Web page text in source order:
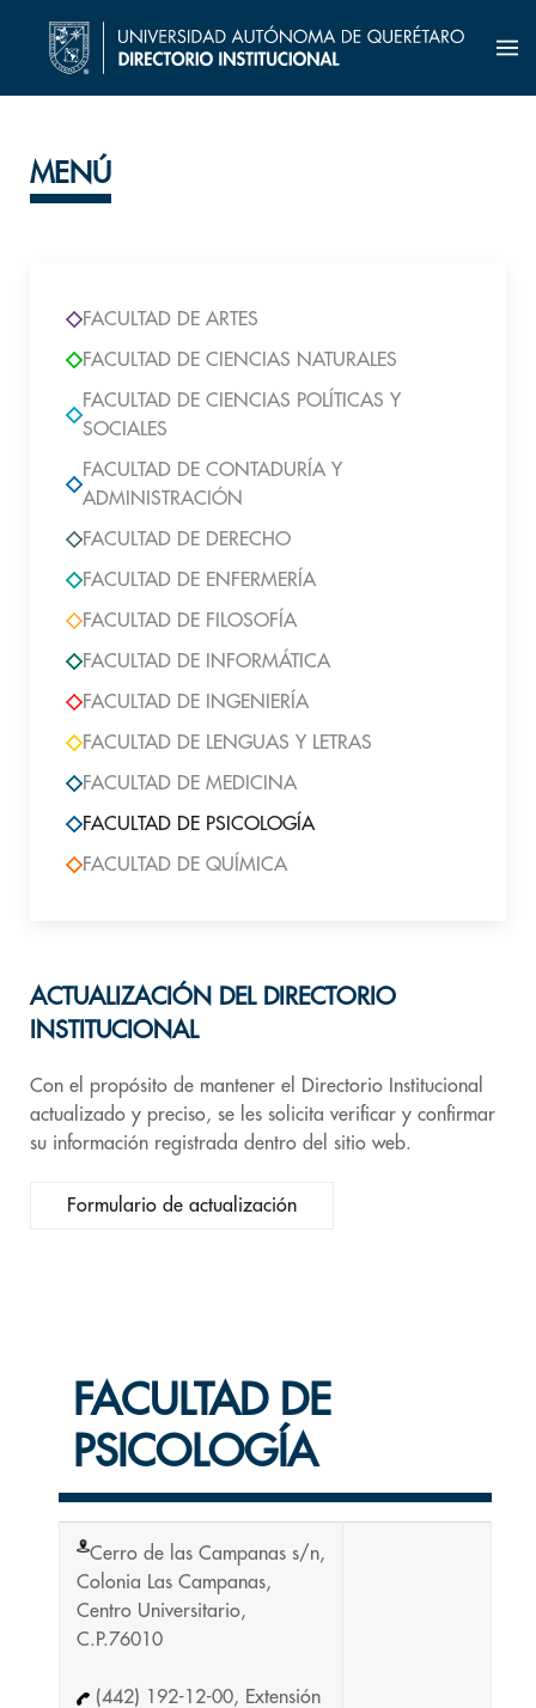
MENÚ
FACULTAD DE ARTES
FACULTAD DE CIENCIAS NATURALES
FACULTAD DE CIENCIAS POLÍTICAS Y
SOCIALES
FACULTAD DE CONTADURÍA Y
ADMINISTRACIÓN
FACULTAD DE DERECHO
FACULTAD DE ENFERMERÍA
FACULTAD DE FILOSOFÍA
FACULTAD DE INFORMÁTICA
FACULTAD DE INGENIERÍA
FACULTAD DE LENGUAS Y LETRAS
FACULTAD DE MEDICINA
FACULTAD DE PSICOLOGÍA
FACULTAD DE QUÍMICA
ACTUALIZACIÓN DEL DIRECTORIO
INSTITUCIONAL
Con el propósito de mantener el Directorio Institucional
actualizado y preciso, se les solicita verificar y confirmar
su información registrada dentro del sitio web.
Formulario de actualización
FACULTAD DE
PSICOLOGÍA
Cerro de las Campanas s/n,
Colonia Las Campanas,
Centro Universitario,
C.P.76010
(442) 192-12-00, Extensión